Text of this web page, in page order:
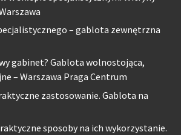
– gablota zewnętrzna
gabinet? Gablota wolnostojąca,
– Warszawa Praga Centrum
zastosowanie. Gablota na
sposoby na ich wykorzystanie.